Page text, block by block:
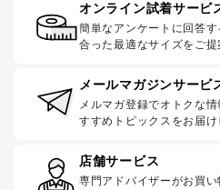
オンライン試着サービ
簡単なアンケートに回答
合った最適なサイズをご提
メールマガジンサービ
メルマガ登録でオトクな
すすめトピックスをお届け
店舗サービス
専門アドバイザーがお買い